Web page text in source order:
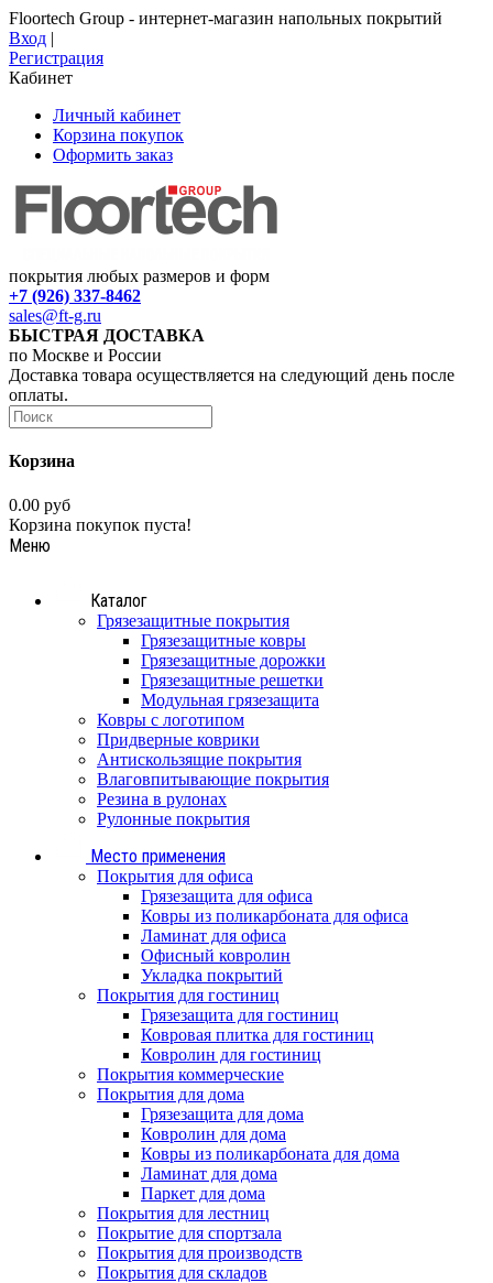
Floortech Group - интернет-магазин напольных покрытий
Вход |
Регистрация
Кабинет
Личный кабинет
Корзина покупок
Оформить заказ
покрытия любых размеров и форм
+7 (926) 337-8462
sales@ft-g.ru
БЫСТРАЯ ДОСТАВКА
по Москве и России
Доставка товара осуществляется на следующий день после
оплаты.
Корзина
0.00 руб
Корзина покупок пуста!
Меню
Каталог
Грязезащитные покрытия
Грязезащитные ковры
Грязезащитные дорожки
Грязезащитные решетки
Модульная грязезащита
Ковры с логотипом
Придверные коврики
Антискользящие покрытия
Влаговпитывающие покрытия
Резина в рулонах
Рулонные покрытия
Место применения
Покрытия для офиса
Грязезащита для офиса
Ковры из поликарбоната для офиса
Ламинат для офиса
Офисный ковролин
Укладка покрытий
Покрытия для гостиниц
Грязезащита для гостиниц
Ковровая плитка для гостиниц
Ковролин для гостиниц
Покрытия коммерческие
Покрытия для дома
Грязезащита для дома
Ковролин для дома
Ковры из поликарбоната для дома
Ламинат для дома
Паркет для дома
Покрытия для лестниц
Покрытие для спортзала
Покрытия для производств
Покрытия для складов